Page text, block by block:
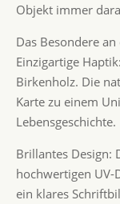
Objekt immer
Das Besondere
Einzigartige
Birkenholz. Die
Karte zu einem
Lebensgeschichte.
Brillantes Design:
hochwertigen
ein klares